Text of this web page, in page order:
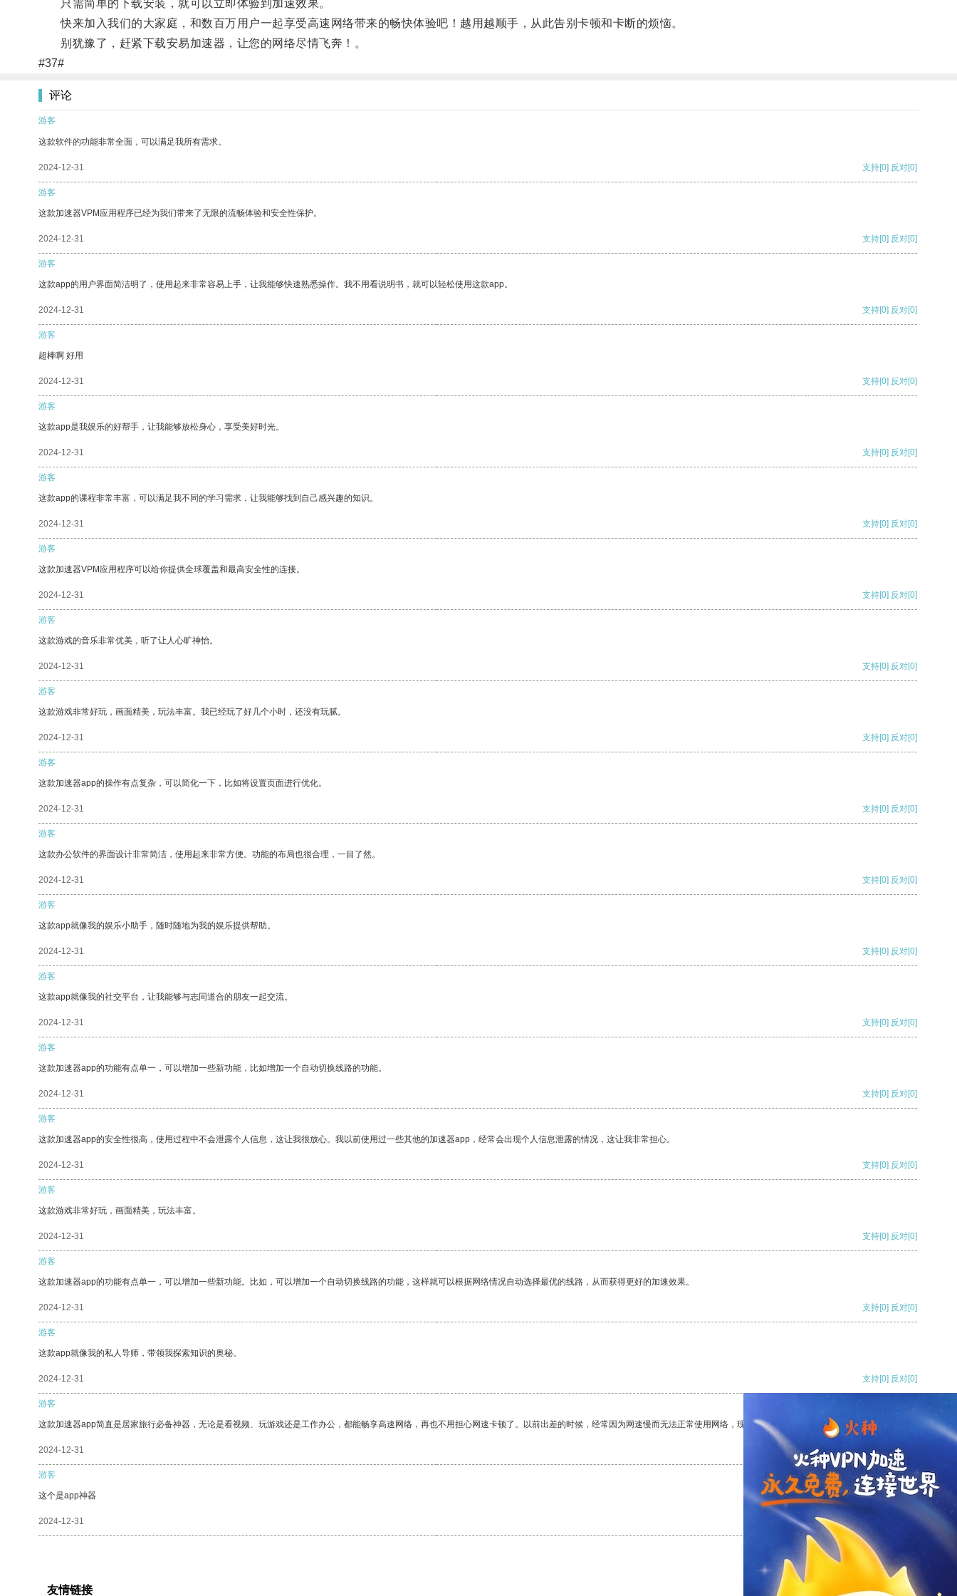
只需简单的下载安装，就可以立即体验到加速效果。
快来加入我们的大家庭，和数百万用户一起享受高速网络带来的畅快体验吧！越用越顺手，从此告别卡顿和卡断的烦恼。
别犹豫了，赶紧下载安易加速器，让您的网络尽情飞奔！。
#37#
评论
游客
这款软件的功能非常全面，可以满足我所有需求。
2024-12-31 支持[0] 反对[0]
游客
这款加速器VPM应用程序已经为我们带来了无限的流畅体验和安全性保护。
2024-12-31 支持[0] 反对[0]
游客
这款app的用户界面简洁明了，使用起来非常容易上手，让我能够快速熟悉操作。我不用看说明书，就可以轻松使用这款app。
2024-12-31 支持[0] 反对[0]
游客
超棒啊 好用
2024-12-31 支持[0] 反对[0]
游客
这款app是我娱乐的好帮手，让我能够放松身心，享受美好时光。
2024-12-31 支持[0] 反对[0]
游客
这款app的课程非常丰富，可以满足我不同的学习需求，让我能够找到自己感兴趣的知识。
2024-12-31 支持[0] 反对[0]
游客
这款加速器VPM应用程序可以给你提供全球覆盖和最高安全性的连接。
2024-12-31 支持[0] 反对[0]
游客
这款游戏的音乐非常优美，听了让人心旷神怡。
2024-12-31 支持[0] 反对[0]
游客
这款游戏非常好玩，画面精美，玩法丰富。我已经玩了好几个小时，还没有玩腻。
2024-12-31 支持[0] 反对[0]
游客
这款加速器app的操作有点复杂，可以简化一下，比如将设置页面进行优化。
2024-12-31 支持[0] 反对[0]
游客
这款办公软件的界面设计非常简洁，使用起来非常方便。功能的布局也很合理，一目了然。
2024-12-31 支持[0] 反对[0]
游客
这款app就像我的娱乐小助手，随时随地为我的娱乐提供帮助。
2024-12-31 支持[0] 反对[0]
游客
这款app就像我的社交平台，让我能够与志同道合的朋友一起交流。
2024-12-31 支持[0] 反对[0]
游客
这款加速器app的功能有点单一，可以增加一些新功能，比如增加一个自动切换线路的功能。
2024-12-31 支持[0] 反对[0]
游客
这款加速器app的安全性很高，使用过程中不会泄露个人信息，这让我很放心。我以前使用过一些其他的加速器app，经常会出现个人信息泄露的情况，这让我非常担心。
2024-12-31 支持[0] 反对[0]
游客
这款游戏非常好玩，画面精美，玩法丰富。
2024-12-31 支持[0] 反对[0]
游客
这款加速器app的功能有点单一，可以增加一些新功能。比如，可以增加一个自动切换线路的功能，这样就可以根据网络情况自动选择最优的线路，从而获得更好的加速效果。
2024-12-31 支持[0] 反对[0]
游客
这款app就像我的私人导师，带领我探索知识的奥秘。
2024-12-31 支持[0] 反对[0]
游客
这款加速器app简直是居家旅行必备神器，无论是看视频、玩游戏还是工作办公，都能畅享高速网络，再也不用担心网速卡顿了。以前出差的时候，经常因为网速慢而无法正常使用网络，现在有了这个app，我再也不用担心了。
2024-12-31 支持 反对
游客
这个是app神器
2024-12-31 [0]
友情链接